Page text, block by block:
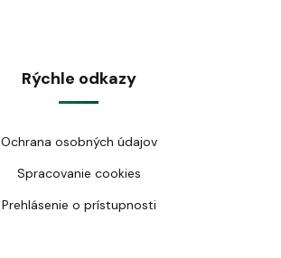
Rýchle odkazy
Ochrana osobných údajov
Spracovanie cookies
Prehlásenie o prístupnosti